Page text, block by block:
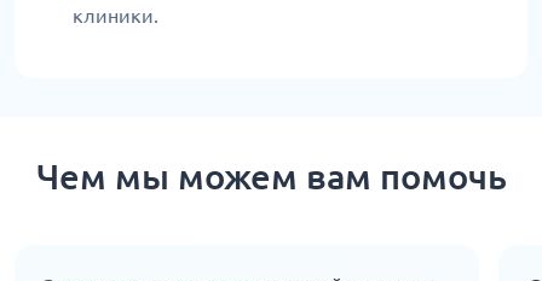
клиники.
Чем мы можем вам помочь